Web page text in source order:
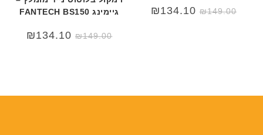
₪149.00
₪134.10
גיימינג FANTECH BS150
₪149.00
₪134.10